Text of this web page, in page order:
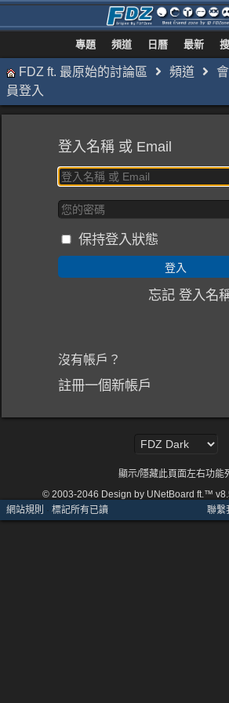
專題 頻道 日曆 最新
FDZ ft. 最原始的討論區 頻道
會
員登入
登入名稱 或 Email
保持登入狀態
忘記 登入名
沒有帳戶？
註冊一個新帳戶
顯示/隱藏此頁面左右功能
© 2003-2046 Design by UNetBoard ft.™
網站規則 · 標記所有已讀 聯繫